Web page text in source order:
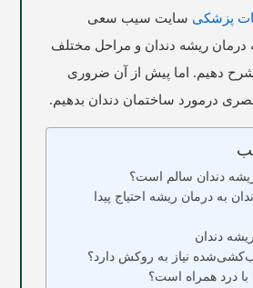
پزشکی سایت سیب سعی
درمان ریشه دندان و مراحل مختلف
شرح دهیم. اما پیش از آن ضروری
درمورد ساختمان دندان بدهیم.
دندان سالم است؟
به درمان ریشه احتیاج پیدا
دندان
نیاز به روکش دارد؟
با درد همراه است؟